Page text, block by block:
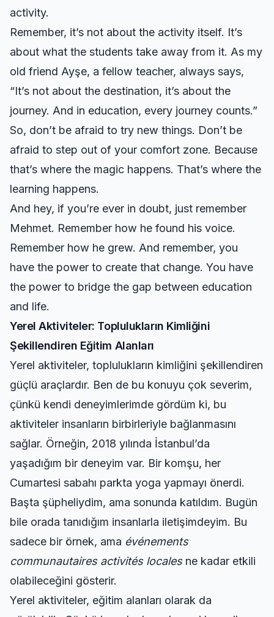
activity.
Remember, it’s not about the activity itself. It’s
about what the students take away from it. As my
old friend Ayşe, a fellow teacher, always says,
“It’s not about the destination, it’s about the
journey. And in education, every journey counts.”
So, don’t be afraid to try new things. Don’t be
afraid to step out of your comfort zone. Because
that’s where the magic happens. That’s where the
learning happens.
And hey, if you’re ever in doubt, just remember
Mehmet. Remember how he found his voice.
Remember how he grew. And remember, you
have the power to create that change. You have
the power to bridge the gap between education
and life.
Yerel Aktiviteler: Toplulukların Kimliğini
Şekillendiren Eğitim Alanları
Yerel aktiviteler, toplulukların kimliğini şekillendiren
güçlü araçlardır. Ben de bu konuyu çok severim,
çünkü kendi deneyimlerimde gördüm ki, bu
aktiviteler insanların birbirleriyle bağlanmasını
sağlar. Örneğin, 2018 yılında İstanbul’da
yaşadığım bir deneyim var. Bir komşu, her
Cumartesi sabahı parkta yoga yapmayı önerdi.
Başta şüpheliydim, ama sonunda katıldım. Bugün
bile orada tanıdığım insanlarla iletişimdeyim. Bu
sadece bir örnek, ama événements
communautaires activités localesne kadar etkili
olabileceğini gösterir.
Yerel aktiviteler, eğitim alanları olarak da